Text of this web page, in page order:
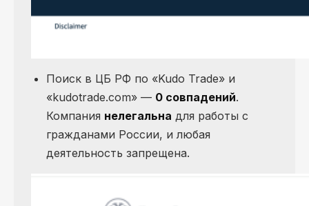
Поиск в ЦБ РФ по «Kudo Trade» и
«kudotrade.com» — 0 совпадений.
Компания нелегальна для работы с
гражданами России, и любая
деятельность запрещена.